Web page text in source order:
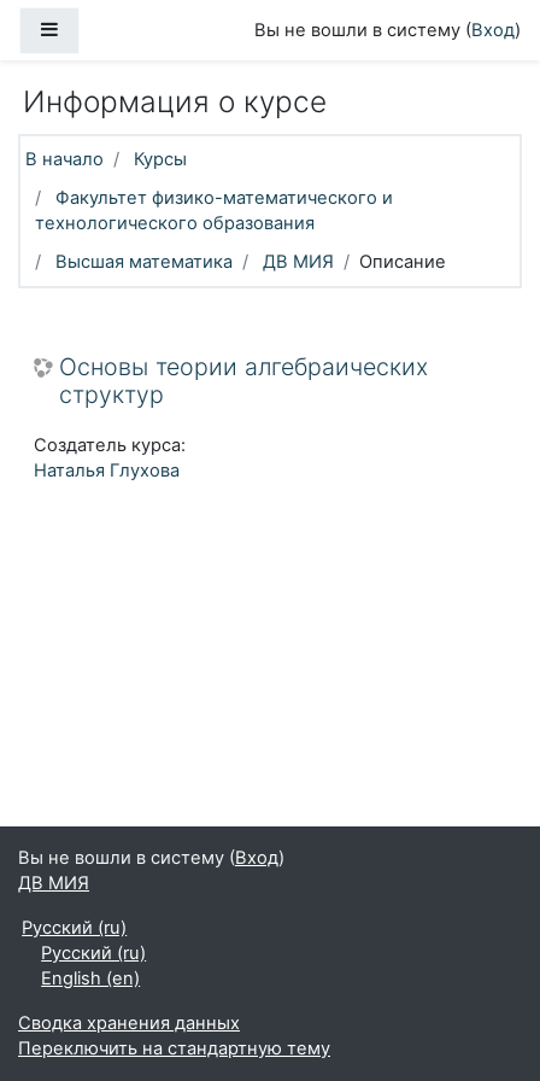
Вы не вошли в систему (Вход)
Информация о курсе
В начало
Курсы
Факультет физико-математического и
технологического образования
Высшая математика
ДВ МИЯ Описание
Основы теории алгебраических
структур
Создатель курса:
Наталья Глухова
Вы не вошли в систему (Вход)
ДВ МИЯ
Русский ‎(ru)‎
Русский ‎(ru)‎
English ‎(en)‎
Сводка хранения данных
Переключить на стандартную тему